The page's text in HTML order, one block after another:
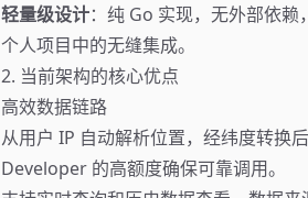
轻量级设计：纯 Go 实现，无外部依
个人项目中的无缝集成。
2. 当前架构的核心优点
高效数据链路
从用户 IP 自动解析位置，经纬度转换
Developer 的高额度确保可靠调用。